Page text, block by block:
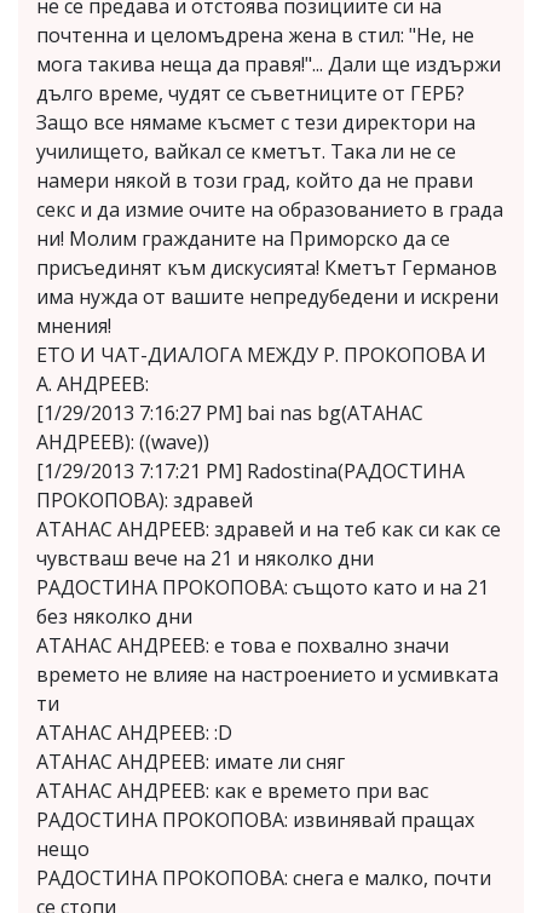
не се предава и отстоява позициите си на
почтенна и целомъдрена жена в стил: "Не, не
мога такива неща да правя!"... Дали ще издържи
дълго време, чудят се съветниците от ГЕРБ?
Защо все нямаме късмет с тези директори на
училището, вайкал се кметът. Така ли не се
намери някой в този град, който да не прави
секс и да измие очите на образованието в града
ни! Молим гражданите на Приморско да се
присъединят към дискусията! Кметът Германов
има нужда от вашите непредубедени и искрени
мнения!
ЕТО И ЧАТ-ДИАЛОГА МЕЖДУ Р. ПРОКОПОВА И
А. АНДРЕЕВ:
[1/29/2013 7:16:27 PM] bai nas bg(АТАНАС
АНДРЕЕВ): ((wave))
[1/29/2013 7:17:21 PM] Radostina(РАДОСТИНА
ПРОКОПОВА): здравей
АТАНАС АНДРЕЕВ: здравей и на теб как си как се
чувстваш вече на 21 и няколко дни
РАДОСТИНА ПРОКОПОВА: същото като и на 21
без няколко дни
АТАНАС АНДРЕЕВ: е това е похвално значи
времето не влияе на настроението и усмивката
ти
АТАНАС АНДРЕЕВ: :D
АТАНАС АНДРЕЕВ: имате ли сняг
АТАНАС АНДРЕЕВ: как е времето при вас
РАДОСТИНА ПРОКОПОВА: извинявай пращах
нещо
РАДОСТИНА ПРОКОПОВА: снега е малко, почти
се стопи